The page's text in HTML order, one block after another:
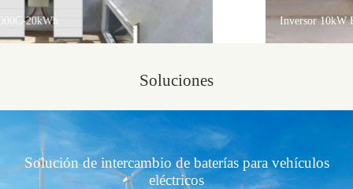
Inversor 10kW Batería FD5000C-20kWh
Soluciones
Solución de intercambio de baterías para vehículos
eléctricos